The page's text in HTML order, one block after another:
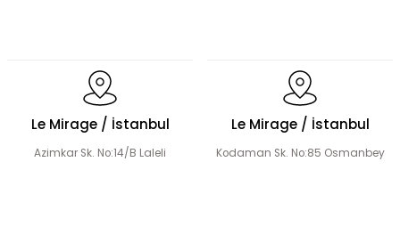
Le Mirage / İstanbul
Azimkar Sk. No:14/B Laleli
Le Mirage / İstanbul
Kodaman Sk. No:85 Osmanbey